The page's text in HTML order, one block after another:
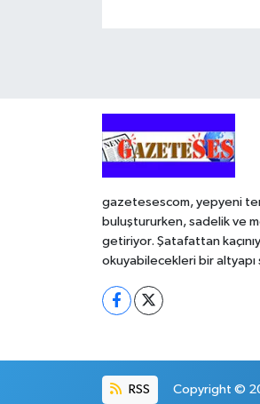
gazetesescom, yepyeni
buluştururken, sadelik ve
getiriyor. Şatafattan
okuyabilecekleri bir altyapı
RSS Copyright ©